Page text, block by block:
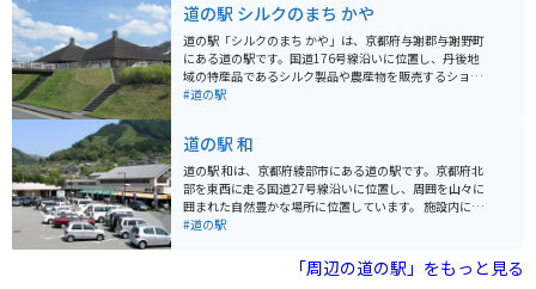
ども併設されています。 バイクで訪れる場合、道の駅に
は広い駐車場が完備されているので安心です。天橋立周
辺は、風光明媚な景色が続くので、ツーリングにも最適
なエリアです。道の駅で休憩を挟みながら、周辺の観光
を楽しむのがおすすめです。 宮津市は、新鮮な魚介類が
みてください。また、道の駅で購入できる、地元産の干
物や練り物もおすすめです。
道の駅 シルクのまち かや
道の駅「シルクのまち かや」は、京都府与謝郡与謝野町
にある道の駅です。国道176号線沿いに位置し、丹後地
域の特産品であるシルク製品や農産物を販売するショッ
プやレストランがあります。 周辺には、かやぶき屋根の
バイクで訪れる場合、道の駅から「経ヶ岳」へのワイン
ディングロードは景色も良くおすすめです。 丹後地方
は、新鮮な魚介類も有名なので、海鮮丼などのグルメも
楽しめます。また、シルク製品以外のお土産として、地
元産の野菜や果物も人気です。
#道の駅
道の駅 和
道の駅 和は、京都府綾部市にある道の駅です。京都府北
部を東西に走る国道27号線沿いに位置し、周囲を山々に
囲まれた自然豊かな場所に位置しています。 施設内に
は、地元の新鮮な野菜や特産品を販売する直売所や、地
があります。特に、綾部産コシヒカリを使った「猪肉
丼」や「鹿肉カレー」が人気です。 道の駅 和は、ツーリ
#道の駅
「周辺の道の駅」をもっと見る